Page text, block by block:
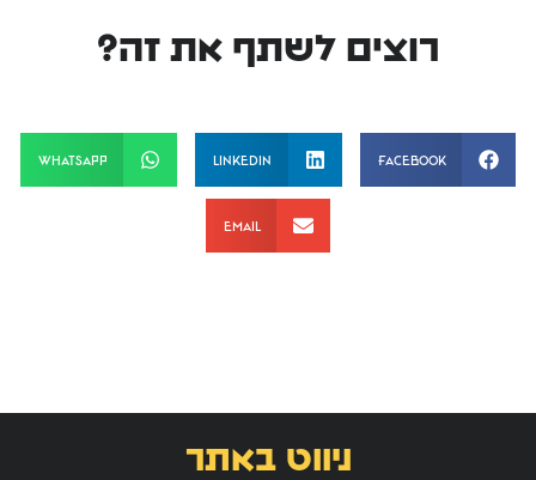
רוצים לשתף את זה?
Facebook
LinkedIn
WhatsApp
Email
ניווט באתר